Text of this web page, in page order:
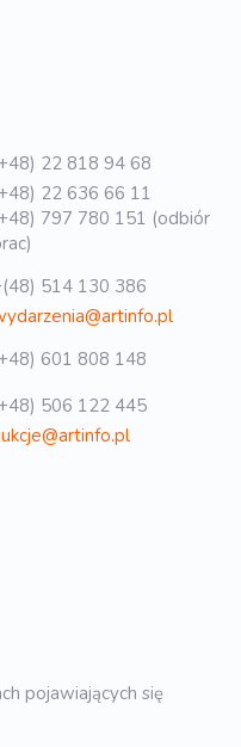
22 818 94 68
22 636 66 11
797 780 151 (odbiór
514 130 386
601 808 148
506 122 445
pojawiających się